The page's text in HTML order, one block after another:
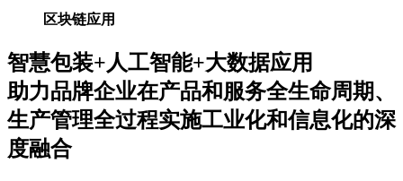
区块链应用
智慧包装+人工智能+大数据应用
助力品牌企业在产品和服务全生命周期、
生产管理全过程实施工业化和信息化的深
度融合